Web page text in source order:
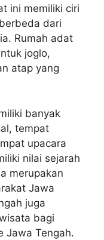
ini memiliki ciri
dari
Rumah adat
joglo,
atap yang
banyak
tempat
upacara
nilai sejarah
merupakan
Jawa
juga
bagi
Jawa Tengah.